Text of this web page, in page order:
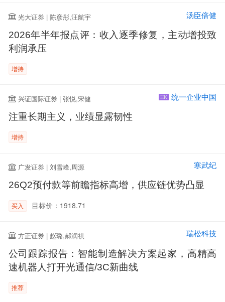
光大证券 | 陈彦彤,汪航宇 汤臣倍健
2026年半年报点评：收入逐季修复，主动增投致
利润承压
增持
兴证国际证券 | 张悦,宋健 HK 统一企业中国
注重长期主义，业绩显露韧性
增持
广发证券 | 刘雪峰,周源 寒武纪
26Q2预付款等前瞻指标高增，供应链优势凸显
买入 目标价：1918.71
方正证券 | 赵璐,郝润祺 瑞松科技
公司跟踪报告：智能制造解决方案起家，高精高
速机器人打开光通信/3C新曲线
推荐